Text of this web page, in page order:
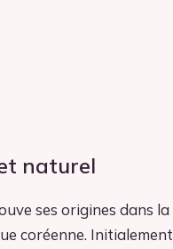
naturel
ses origines dans la
coréenne. Initialement